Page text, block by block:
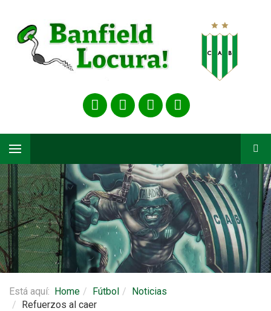
Está aquí: Home Fútbol
Noticias
Refuerzos al caer